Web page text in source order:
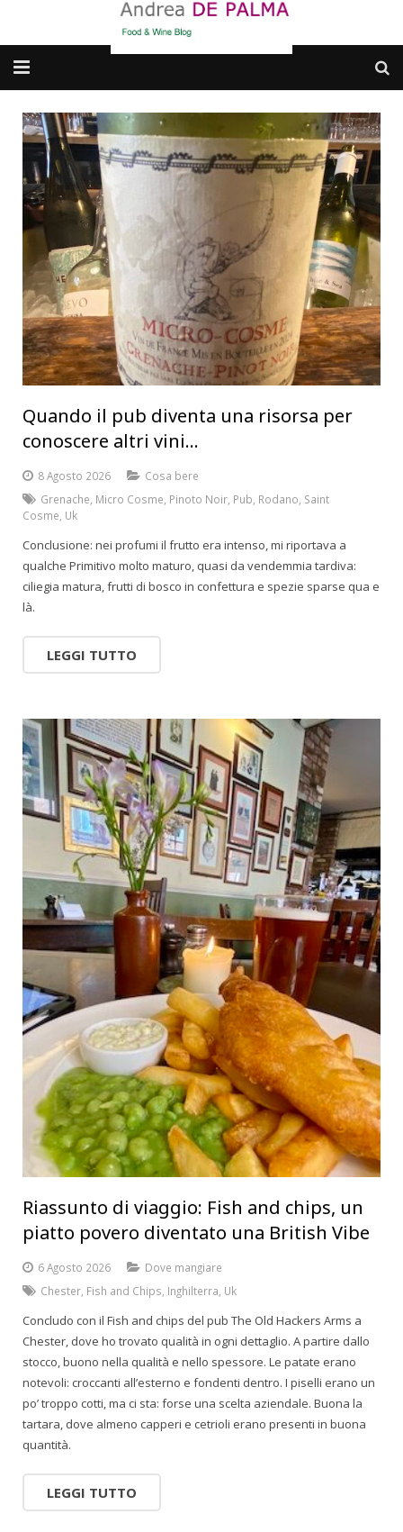
Galleria fotografica
Chi sono
cosa BERE
dove MANGIARE
cosa CUCINARE
dove ANDARE
Punti di vista e approfondimenti
Quando il pub diventa una risorsa per
conoscere altri vini…
8 Agosto 2026
Cosa bere
Grenache, Micro Cosme, Pinoto Noir, Pub, Rodano, Saint
Cosme, Uk
Conclusione: nei profumi il frutto era intenso, mi riportava a
qualche Primitivo molto maturo, quasi da vendemmia tardiva:
ciliegia matura, frutti di bosco in confettura e spezie sparse qua e
là.
LEGGI TUTTO
Riassunto di viaggio: Fish and chips, un
piatto povero diventato una British Vibe
6 Agosto 2026
Dove mangiare
Chester Fish and Chips Inghilterra Uk
Concludo con il Fish and chips del pub The Old Hackers Arms a
Chester, dove ho trovato qualità in ogni dettaglio. A partire dallo
stocco, buono nella qualità e nello spessore. Le patate erano
notevoli: croccanti all’esterno e fondenti dentro. I piselli erano un
po’ troppo cotti, ma ci sta: forse una scelta aziendale. Buona la
tartara, dove almeno capperi e cetrioli erano presenti in buona
quantità.
LEGGI TUTTO